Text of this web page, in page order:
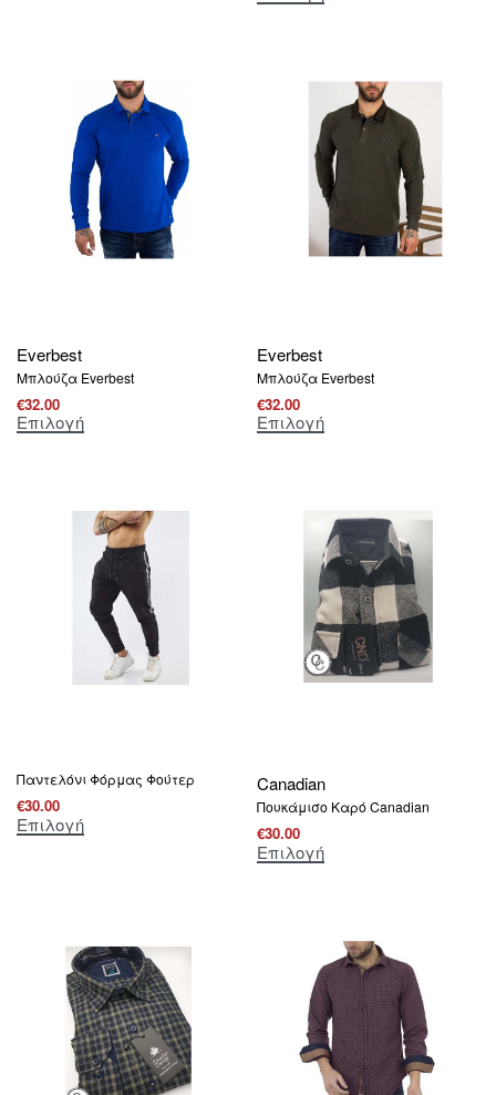
Everbest
Μπλούζα Everbest
€32.00
Επιλογή
Everbest
Μπλούζα Everbest
€32.00
Επιλογή
Παντελόνι Φόρμας Φούτερ
€30.00
Επιλογή
Canadian
Πουκάμισο Καρό Canadian
€30.00
Επιλογή